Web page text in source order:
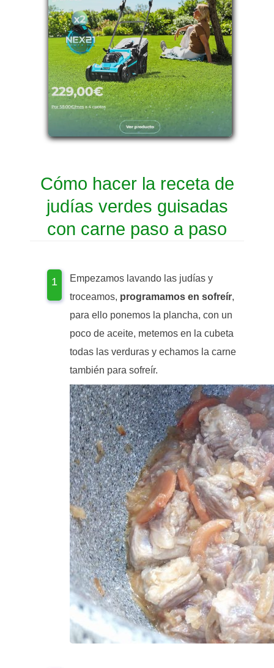
Cómo hacer la receta de
judías verdes guisadas
con carne paso a paso
Empezamos lavando las judías y
troceamos, programamos en sofreír,
para ello ponemos la plancha, con un
poco de aceite, metemos en la cubeta
todas las verduras y echamos la carne
también para sofreír.